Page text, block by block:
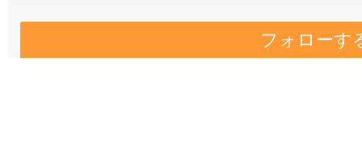
フォローす